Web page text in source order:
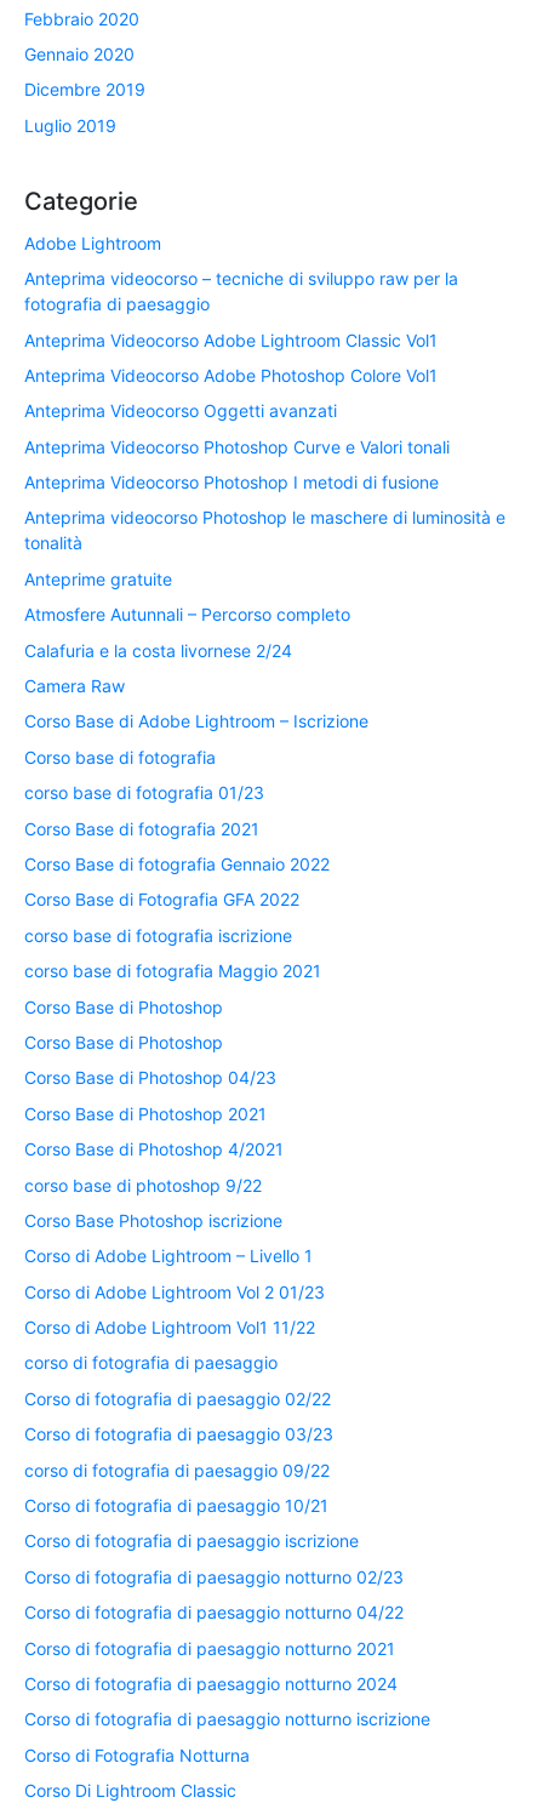
Febbraio 2020
Gennaio 2020
Dicembre 2019
Luglio 2019
Categorie
Adobe Lightroom
Anteprima videocorso – tecniche di sviluppo raw per la
fotografia di paesaggio
Anteprima Videocorso Adobe Lightroom Classic Vol1
Anteprima Videocorso Adobe Photoshop Colore Vol1
Anteprima Videocorso Oggetti avanzati
Anteprima Videocorso Photoshop Curve e Valori tonali
Anteprima Videocorso Photoshop I metodi di fusione
Anteprima videocorso Photoshop le maschere di luminosità e
tonalità
Anteprime gratuite
Atmosfere Autunnali – Percorso completo
Calafuria e la costa livornese 2/24
Camera Raw
Corso Base di Adobe Lightroom – Iscrizione
Corso base di fotografia
corso base di fotografia 01/23
Corso Base di fotografia 2021
Corso Base di fotografia Gennaio 2022
Corso Base di Fotografia GFA 2022
corso base di fotografia iscrizione
corso base di fotografia Maggio 2021
Corso Base di Photoshop
Corso Base di Photoshop
Corso Base di Photoshop 04/23
Corso Base di Photoshop 2021
Corso Base di Photoshop 4/2021
corso base di photoshop 9/22
Corso Base Photoshop iscrizione
Corso di Adobe Lightroom – Livello 1
Corso di Adobe Lightroom Vol 2 01/23
Corso di Adobe Lightroom Vol1 11/22
corso di fotografia di paesaggio
Corso di fotografia di paesaggio 02/22
Corso di fotografia di paesaggio 03/23
corso di fotografia di paesaggio 09/22
Corso di fotografia di paesaggio 10/21
Corso di fotografia di paesaggio iscrizione
Corso di fotografia di paesaggio notturno 02/23
Corso di fotografia di paesaggio notturno 04/22
Corso di fotografia di paesaggio notturno 2021
Corso di fotografia di paesaggio notturno 2024
Corso di fotografia di paesaggio notturno iscrizione
Corso di Fotografia Notturna
Corso Di Lightroom Classic